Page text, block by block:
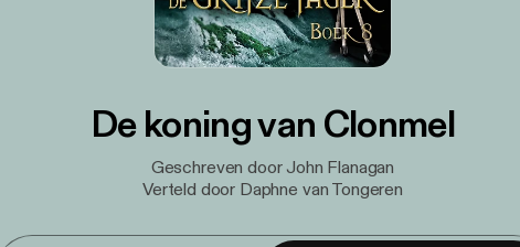
De koning van Clonmel
Geschreven door John Flanagan
Verteld door Daphne van Tongeren